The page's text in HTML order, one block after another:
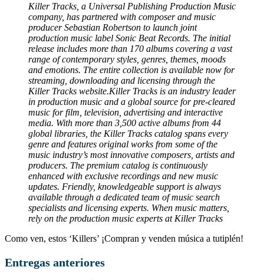
Killer Tracks, a Universal Publishing Production Music
company, has partnered with composer and music
producer Sebastian Robertson to launch joint
production music label Sonic Beat Records. The initial
release includes more than 170 albums covering a vast
range of contemporary styles, genres, themes, moods
and emotions. The entire collection is available now for
streaming, downloading and licensing through the
Killer Tracks website.Killer Tracks is an industry leader
in production music and a global source for pre-cleared
music for film, television, advertising and interactive
media. With more than 3,500 active albums from 44
global libraries, the Killer Tracks catalog spans every
genre and features original works from some of the
music industry’s most innovative composers, artists and
producers. The premium catalog is continuously
enhanced with exclusive recordings and new music
updates. Friendly, knowledgeable support is always
available through a dedicated team of music search
specialists and licensing experts. When music matters,
rely on the production music experts at Killer Tracks
Como ven, estos ‘Killers’ ¡Compran y venden música a tutiplén!
Entregas anteriores